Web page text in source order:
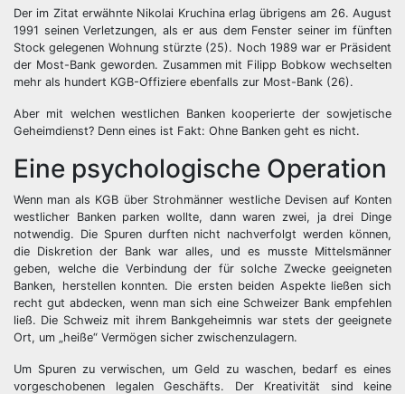
Der im Zitat erwähnte Nikolai Kruchina erlag übrigens am 26. August
1991 seinen Verletzungen, als er aus dem Fenster seiner im fünften
Stock gelegenen Wohnung stürzte (25). Noch 1989 war er Präsident
der Most-Bank geworden. Zusammen mit Filipp Bobkow wechselten
mehr als hundert KGB-Offiziere ebenfalls zur Most-Bank (26).
Aber mit welchen westlichen Banken kooperierte der sowjetische
Geheimdienst? Denn eines ist Fakt: Ohne Banken geht es nicht.
Eine psychologische Operation
Wenn man als KGB über Strohmänner westliche Devisen auf Konten
westlicher Banken parken wollte, dann waren zwei, ja drei Dinge
notwendig. Die Spuren durften nicht nachverfolgt werden können,
die Diskretion der Bank war alles, und es musste Mittelsmänner
geben, welche die Verbindung der für solche Zwecke geeigneten
Banken, herstellen konnten. Die ersten beiden Aspekte ließen sich
recht gut abdecken, wenn man sich eine Schweizer Bank empfehlen
ließ. Die Schweiz mit ihrem Bankgeheimnis war stets der geeignete
Ort, um „heiße“ Vermögen sicher zwischenzulagern.
Um Spuren zu verwischen, um Geld zu waschen, bedarf es eines
vorgeschobenen legalen Geschäfts. Der Kreativität sind keine